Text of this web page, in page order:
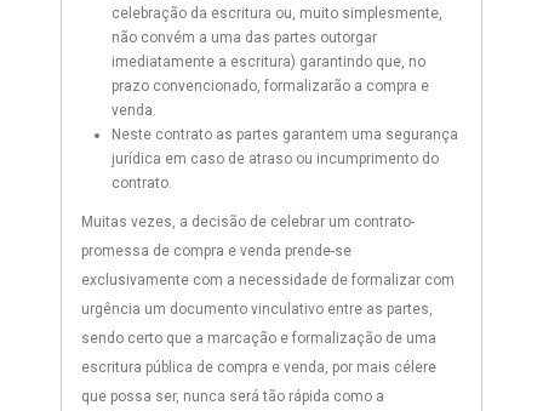
celebração da escritura ou, muito simplesmente,
não convém a uma das partes outorgar
imediatamente a escritura) garantindo que, no
prazo convencionado, formalizarão a compra e
venda.
Neste contrato as partes garantem uma segurança
jurídica em caso de atraso ou incumprimento do
contrato.
Muitas vezes, a decisão de celebrar um contrato-
promessa de compra e venda prende-se
exclusivamente com a necessidade de formalizar com
urgência um documento vinculativo entre as partes,
sendo certo que a marcação e formalização de uma
escritura pública de compra e venda, por mais célere
que possa ser, nunca será tão rápida como a